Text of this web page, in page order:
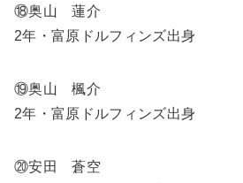
⑱奥山 蓮介
2年・富原ドルフィンズ出身
⑲奥山 楓介
2年・富原ドルフィンズ出身
⑳安田 蒼空